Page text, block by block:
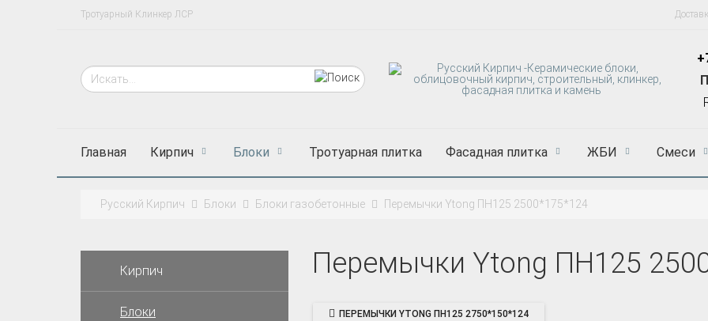
Тротуарный Клинкер ЛСР
Главная Кирпич Блоки Тротуарная плитка Фасадная плитка ЖБИ Смеси
Русский Кирпич Блоки Блоки газобетонные Перемычки Ytong ПН125 2500*175*124
Перемычки Ytong ПН125
ПЕРЕМЫЧКИ YTONG ПН125 2750*150*124
Кирпич
Блоки